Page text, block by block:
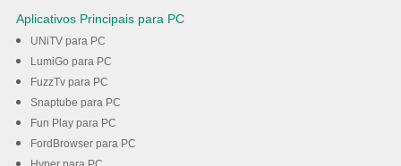
Aplicativos Principais para PC
UNiTV para PC
LumiGo para PC
FuzzTv para PC
Snaptube para PC
Fun Play para PC
FordBrowser para PC